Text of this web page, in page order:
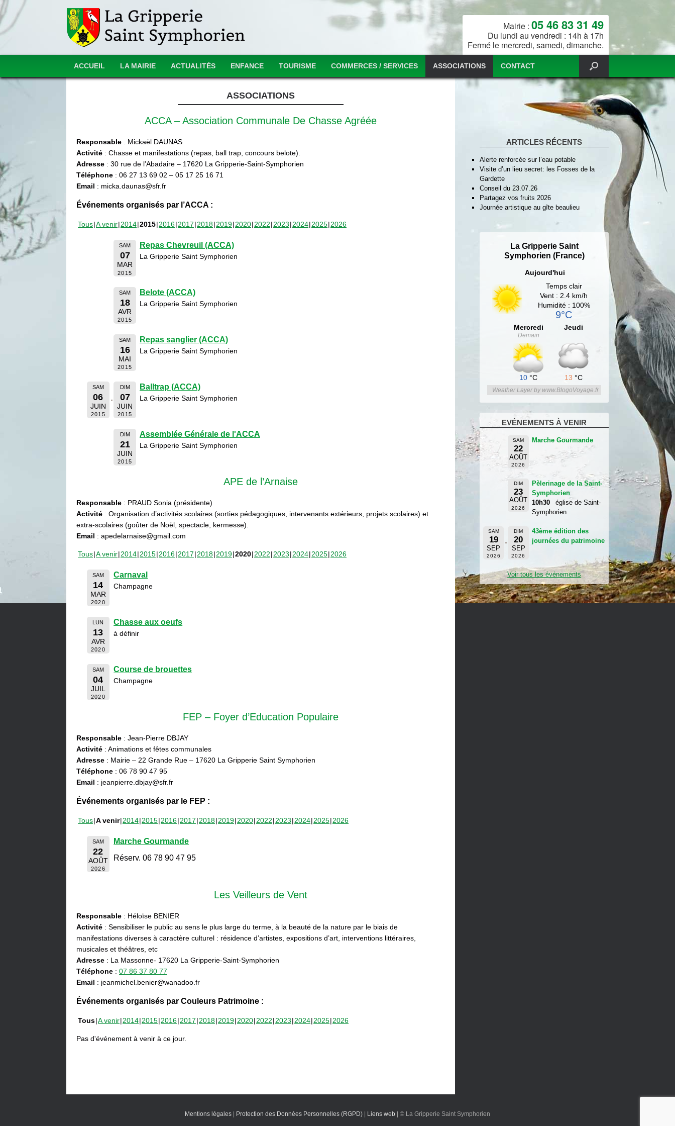
Mairie : 05 46 83 31 49
Du lundi au vendredi : 14h à 17h
Fermé le mercredi, samedi, dimanche.
ACCUEIL LA MAIRIE ACTUALITÉS ENFANCE TOURISME COMMERCES / SERVICES ASSOCIATIONS CONTACT
ASSOCIATIONS
ACCA – Association Communale De Chasse Agréée
Responsable : Mickaël DAUNAS
Activité : Chasse et manifestations (repas, ball trap, concours belote).
Adresse : 30 rue de l’Abadaire – 17620 La Gripperie-Saint-Symphorien
Téléphone : 06 27 13 69 02 – 05 17 25 16 71
Email : micka.daunas@sfr.fr
Événements organisés par l’ACCA :
Tous A venir 2014 2015 2016 2017 2018 2019 2020 2022 2023 2024 2025 2026
SAM
07
MAR
2015
Repas Chevreuil (ACCA)
La Gripperie Saint Symphorien
SAM
18
AVR
2015
Belote (ACCA)
La Gripperie Saint Symphorien
SAM
16
MAI
2015
Repas sanglier (ACCA)
La Gripperie Saint Symphorien
SAM
06
JUIN
2015
DIM
07
JUIN
2015
Balltrap (ACCA)
La Gripperie Saint Symphorien
DIM
21
JUIN
2015
Assemblée Générale de l'ACCA
La Gripperie Saint Symphorien
APE de l’Arnaise
Responsable : PRAUD Sonia (présidente)
Activité : Organisation d’activités scolaires (sorties pédagogiques, intervenants extérieurs, projets scolaires) et
extra-scolaires (goûter de Noël, spectacle, kermesse).
Email : apedelarnaise@gmail.com
Tous A venir 2014 2015 2016 2017 2018 2019 2020 2022 2023 2024 2025 2026
SAM
14
MAR
2020
Carnaval
Champagne
LUN
13
AVR
2020
Chasse aux oeufs
à définir
SAM
04
JUIL
2020
Course de brouettes
Champagne
FEP – Foyer d’Education Populaire
Responsable : Jean-Pierre DBJAY
Activité : Animations et fêtes communales
Adresse : Mairie – 22 Grande Rue – 17620 La Gripperie Saint Symphorien
Téléphone : 06 78 90 47 95
Email : jeanpierre.dbjay@sfr.fr
Événements organisés par le FEP :
Tous A venir 2014 2015 2016 2017 2018 2019 2020 2022 2023 2024 2025 2026
SAM
22
AOÛT
2026
Marche Gourmande
Réserv. 06 78 90 47 95
Les Veilleurs de Vent
Responsable : Héloïse BENIER
Activité : Sensibiliser le public au sens le plus large du terme, à la beauté de la nature par le biais de
manifestations diverses à caractère culturel : résidence d’artistes, expositions d’art, interventions littéraires,
musicales et théâtres, etc
Adresse : La Massonne- 17620 La Gripperie-Saint-Symphorien
Téléphone : 07 86 37 80 77
Email : jeanmichel.benier@wanadoo.fr
Événements organisés par Couleurs Patrimoine :
Tous A venir 2014 2015 2016 2017 2018 2019 2020 2022 2023 2024 2025 2026
Pas d'événement à venir à ce jour.
ARTICLES RÉCENTS
Alerte renforcée sur l’eau potable
Visite d’un lieu secret: les Fosses de la
Gardette
Conseil du 23.07.26
Partagez vos fruits 2026
Journée artistique au gîte beaulieu
La Gripperie Saint
Symphorien (France)
Aujourd'hui
Temps clair
Vent : 2.4 km/h
Humidité : 100%
9°C
Mercredi
Demain
10 °C
Jeudi
13 °C
Weather Layer by www.BlogoVoyage.fr
EVÉNEMENTS À VENIR
SAM
22
AOÛT
2026
Marche Gourmande
DIM
23
AOÛT
2026
Pèlerinage de la Saint-
Symphorien
10h30
église de Saint-
Symphorien
SAM
19
SEP
2026
DIM
20
SEP
2026
43ème édition des
journées du patrimoine
Voir tous les événements
Mentions légales | Protection des Données Personnelles (RGPD) | Liens web | © La Gripperie Saint Symphorien